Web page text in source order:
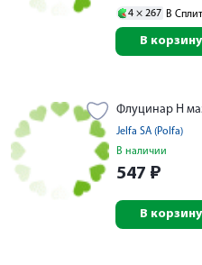
4 × 267 В Сплит
В корзину
Флуцинар Н
Jelfa SA (Polfa)
В наличии
547 ₽
В корзину